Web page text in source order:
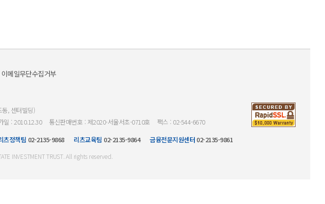
이메일무단수집거부
, 센터빌딩)
일 : 2010.12.30 통신판매번호 : 제2020-서울서초-0710호
팩스 : 02-544-6670
츠정책팀 02-2135-9868 리츠교육팀 02-2135-9864 금융전문지원센터02-2135-9861
INVESTMENT TRUST. All rights reserved.